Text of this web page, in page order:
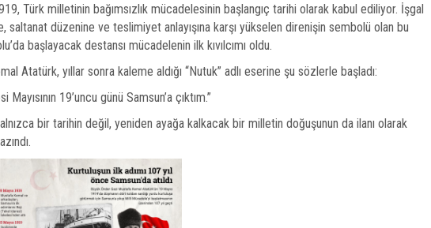
Türk milletinin bağımsızlık mücadelesinin başlangıç tarihi olarak kabul ediliyor. İşgal
saltanat düzenine ve teslimiyet anlayışına karşı yükselen direnişin sembolü olan bu
başlayacak destansı mücadelenin ilk kıvılcımı oldu.
Atatürk, yıllar sonra kaleme aldığı “Nutuk” adlı eserine şu sözlerle başladı:
Mayısının 19’uncu günü Samsun’a çıktım.”
bir tarihin değil, yeniden ayağa kalkacak bir milletin doğuşunun da ilanı olarak